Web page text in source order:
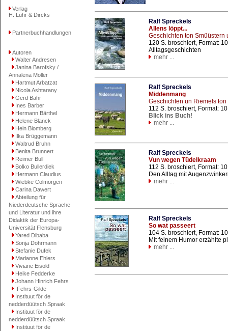
Verlag
H. Lühr & Dircks
Partnerbuchhandlungen
Autoren
Walter Andresen
Janina Barofsky /
Annalena Möller
Hartmut Arbatzat
Nicola Ashtarany
Gerd Bahr
Ines Barber
Hermann Bärthel
Helene Blanck
Hein Blomberg
Ilka Brüggemann
Waltrud Bruhn
Benita Brunnert
Reimer Bull
Bolko Bullerdiek
Hermann Claudius
Wiebke Colmorgen
Carina Dawert
Abteilung für
Niederdeutsche Sprache
und Literatur und ihre
Didaktik der Europa-
Universität Flensburg
Yared Dibaba
Sonja Dohrmann
Stefanie Dufek
Marianne Ehlers
Viviane Eisold
Heike Fedderke
Johann Hinrich Fehrs
Fehrs-Gilde
Instituut för de
nedderdüütsch Spraak
Instituut för de
nedderdüütsch Spraak
Instituut för de
Ralf Spreckels
Allens löppt...
Geschichten ton Smüüstern
120 S. broschiert, Format:
Alltagsgeschichten
mehr ...
Ralf Spreckels
Middenmang
Geschichten un Riemels
112 S. broschiert, Format:
Blick ins Buch!
mehr ...
Ralf Spreckels
Vun wegen Tüdelkraam
112 S. broschiert, Format:
Den Alltag mit
mehr ...
Ralf Spreckels
So wat passeert
104 S. broschiert, Format:
Mit feinem Humor erzählte
mehr ...